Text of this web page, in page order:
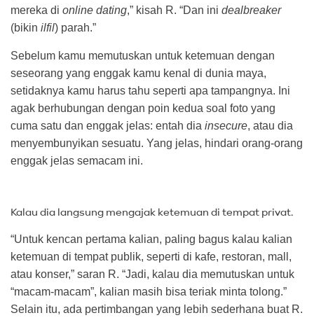
mereka di online dating,” kisah R. “Dan ini dealbreaker
(bikin ilfil) parah.”
Sebelum kamu memutuskan untuk ketemuan dengan
seseorang yang enggak kamu kenal di dunia maya,
setidaknya kamu harus tahu seperti apa tampangnya. Ini
agak berhubungan dengan poin kedua soal foto yang
cuma satu dan enggak jelas: entah dia insecure, atau dia
menyembunyikan sesuatu. Yang jelas, hindari orang-orang
enggak jelas semacam ini.
Kalau dia langsung mengajak ketemuan di tempat privat.
“Untuk kencan pertama kalian, paling bagus kalau kalian
ketemuan di tempat publik, seperti di kafe, restoran, mall,
atau konser,” saran R. “Jadi, kalau dia memutuskan untuk
“macam-macam”, kalian masih bisa teriak minta tolong.”
Selain itu, ada pertimbangan yang lebih sederhana buat R.